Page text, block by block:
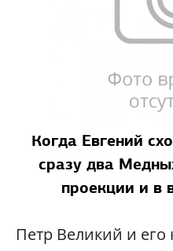
Когда Евгений
сразу два
проекции и в
Петр Великий и его